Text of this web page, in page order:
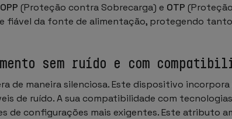
OPP (Proteção contra Sobrecarga) e OTP
fiável da fonte de alimentação, protegendo
sem ruído e com
de maneira silenciosa. Este dispositivo incorpora
de ruído. A sua compatibilidade com
de configurações mais exigentes. Este atributo